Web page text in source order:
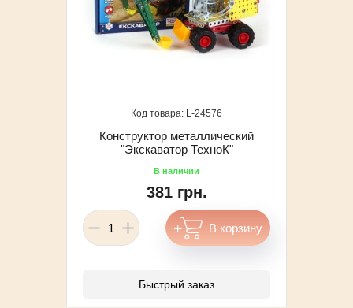
24576
Конструктор металлический
"Экскаватор ТехноК"
381 грн.
Быстрый заказ